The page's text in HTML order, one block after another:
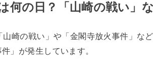
何の日？「山崎の戦い」
山崎の戦い」や「金閣寺放火事件」な
」が発生しています。